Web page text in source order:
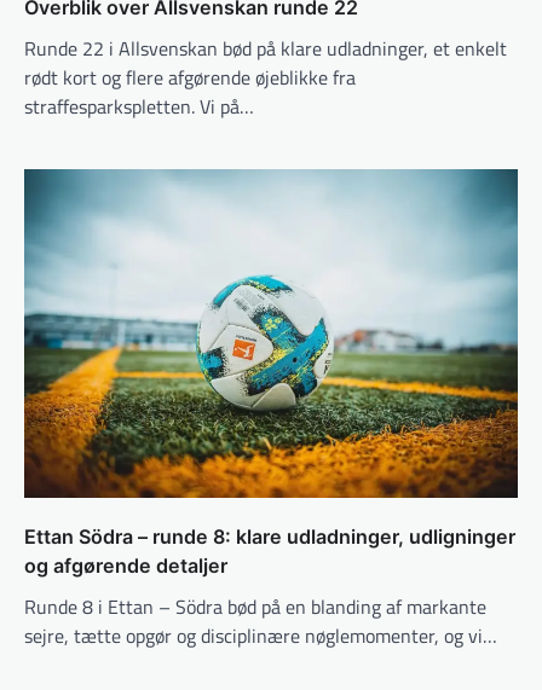
Overblik over Allsvenskan runde 22
Runde 22 i Allsvenskan bød på klare udladninger, et enkelt
rødt kort og flere afgørende øjeblikke fra
straffesparkspletten. Vi på…
Ettan Södra – runde 8: klare udladninger, udligninger
og afgørende detaljer
Runde 8 i Ettan – Södra bød på en blanding af markante
sejre, tætte opgør og disciplinære nøglemomenter, og vi…